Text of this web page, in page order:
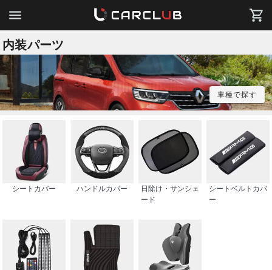
内装パーツ
車種で探す
シートカバー ハンドルカバー
日除け・サンシェ
ード
シートベルトカバ
ー